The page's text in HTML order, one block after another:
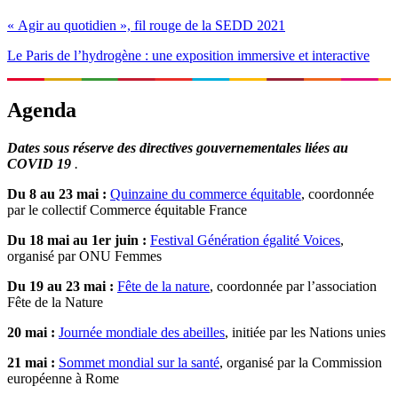
« Agir au quotidien », fil rouge de la SEDD 2021
Le Paris de l’hydrogène : une exposition immersive et interactive
Agenda
Dates sous réserve des directives gouvernementales liées au
COVID 19 .
Du 8 au 23 mai : Quinzaine du commerce équitable, coordonnée
par le collectif Commerce équitable France
Du 18 mai au 1er juin : Festival Génération égalité Voices,
organisé par ONU Femmes
Du 19 au 23 mai : Fête de la nature, coordonnée par l’association
Fête de la Nature
20 mai : Journée mondiale des abeilles, initiée par les Nations unies
21 mai : Sommet mondial sur la santé, organisé par la Commission
européenne à Rome